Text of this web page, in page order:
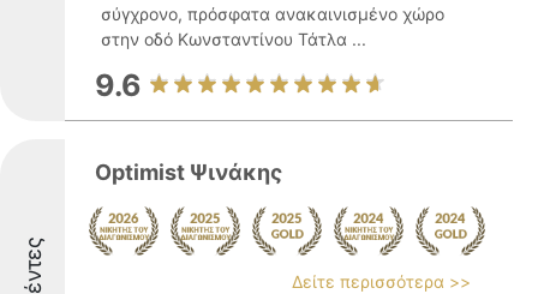
σύγχρονο, πρόσφατα ανακαινισμένο χώρο
στην οδό Κωνσταντίνου Τάτλα ...
9.6
Optimist Ψινάκης
Δείτε περισσότερα >>